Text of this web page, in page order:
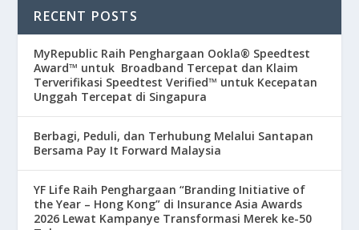
RECENT POSTS
MyRepublic Raih Penghargaan Ookla® Speedtest
Award™ untuk Broadband Tercepat dan Klaim
Terverifikasi Speedtest Verified™ untuk Kecepatan
Unggah Tercepat di Singapura
Berbagi, Peduli, dan Terhubung Melalui Santapan
Bersama Pay It Forward Malaysia
YF Life Raih Penghargaan “Branding Initiative of
the Year – Hong Kong” di Insurance Asia Awards
2026 Lewat Kampanye Transformasi Merek ke-50